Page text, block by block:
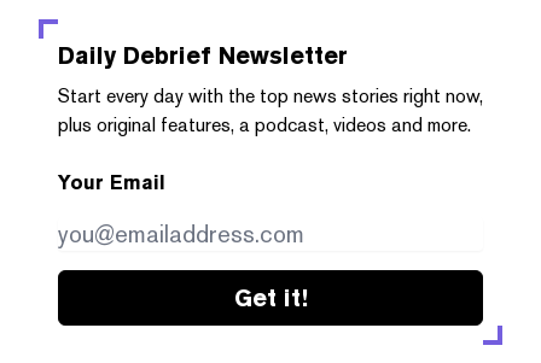
Daily Debrief Newsletter
Start every day with the top news stories right now,
plus original features, a podcast, videos and more.
Your Email
Get it!